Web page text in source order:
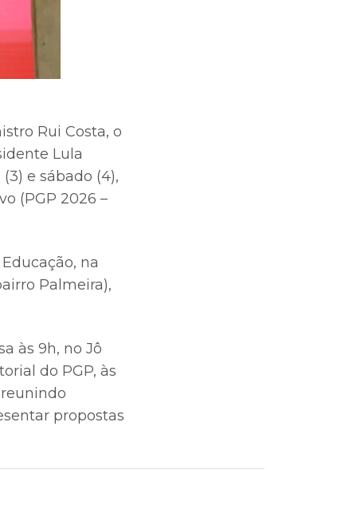
Rui Costa, o
Lula
e sábado (4),
(PGP 2026 –
na
Palmeira),
às 9h, no Jô
do PGP, às
reunindo
propostas